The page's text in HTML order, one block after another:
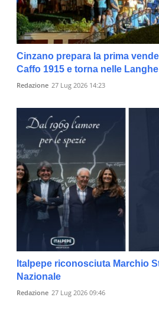
Cinzano prepara la prima
Caffo 1915 e torna nelle Langhe
Redazione 27 Lug 2026 14:23
Italpepe riconosciuta Marchio
Nazionale
Redazione 27 Lug 2026 09:46